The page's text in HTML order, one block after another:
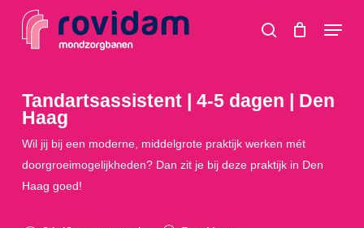
search
Menu
Tandartsassistent | 4-5 dagen | Den
Haag
Wil jij bij een moderne, middelgrote praktijk werken mét
doorgroeimogelijkheden? Dan zit je bij deze praktijk in Den
Haag goed!